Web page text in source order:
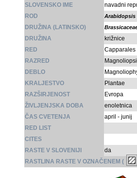
SLOVENSKO IME
navadni
ROD
Arabidopsis
DRUŽINA (LATINSKO)
DRUŽINA
križnice
RED
Capparales
RAZRED
DEBLO
KRALJESTVO
Plantae
RAZŠIRJENOST
Evropa
ŽIVLJENJSKA DOBA
enoletnica
ČAS CVETENJA
april - junij
RED LIST
CITES
RASTE V SLOVENIJI
da
RASTLINA RASTE V OZNAČENEM (